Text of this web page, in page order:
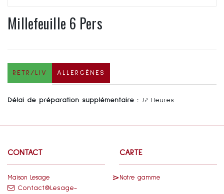
Millefeuille 6 Pers
RETR/LIV ALLERGÈNES
Délai de préparation supplémentaire : 72 Heures
CONTACT
Maison Lesage
Contact@Lesage-
CARTE
Notre gamme